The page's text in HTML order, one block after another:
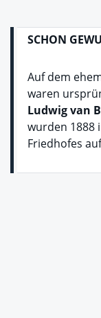
SCHON
Auf dem
waren
Ludwig van
wurden 1888
Friedhofes